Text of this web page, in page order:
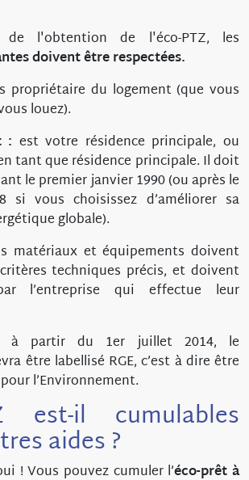
de l'obtention de l'éco-PTZ, les
doivent être respectées.
propriétaire du logement (que vous
louez).
: est votre résidence principale, ou
tant que résidence principale. Il doit
le premier janvier 1990 (ou après le
si vous choisissez d’améliorer sa
globale).
matériaux et équipements doivent
techniques précis, et doivent
l’entreprise qui effectue leur
à partir du 1er juillet 2014, le
être labellisé RGE, c’est à dire être
l’Environnement.
est-il cumulables
aides ?
! Vous pouvez cumuler l’éco-prêt à